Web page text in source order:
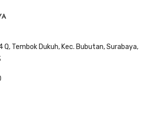
Q, Tembok Dukuh, Kec. Bubutan, Surabaya,